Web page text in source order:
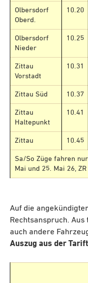
Olbersdorf
Oberd.
10.20
Olbersdorf
Nieder
10.25
Zittau
Vorstadt
10.31
Zittau Süd 10.37
Zittau
Haltepunkt
10.41
Zittau 10.45
Sa/So Züge fahren
Mai und 25. Mai 26,
Auf die
Rechtsanspruch.
auch andere
Auszug aus der